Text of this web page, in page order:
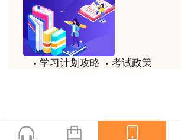
具有土木建筑、水利、装备制
电子信息、财经商贸大类大学专科
育）学历，从事工程造价、工程管
2.具有工程造价、通过工程
程造价、工程管理业务工作满3年；
非常非常非常非常棒！！!！
用户m2****66
非常非常非常非常棒！！!！
土建计量这门课我听了门金瑞和孙
试，非常感谢两位老师的课程。
学习计划攻略
考试政策